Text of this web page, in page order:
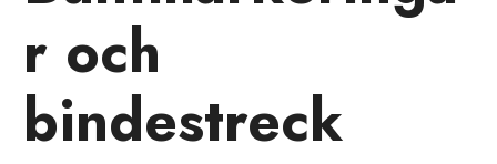
r och
bindestreck